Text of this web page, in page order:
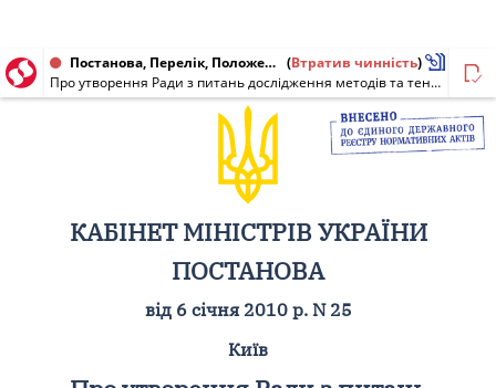
Постанова, Перелік, Положення від 06.01.2010 № 25 (Втратив чинність)
Про утворення Ради з питань дослідження методів та тенденцій у відмиванні доходів, одержаних злочинним шляхом, і фінансуванні тероризму